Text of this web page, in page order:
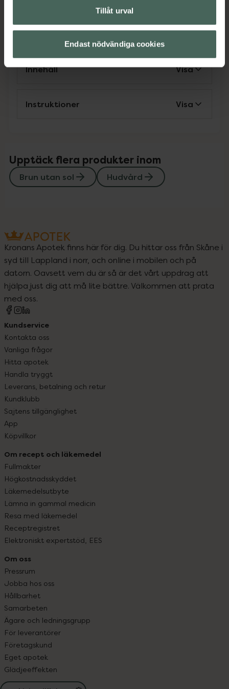
Tillåt urval
Endast nödvändiga cookies
Omdömen Visa
Innehåll Visa
Instruktioner Visa
Upptäck flera produkter inom
Brun utan sol Hudvård
Kronans Apotek finns här för dig. Du hittar oss från Skåne i
syd till Lappland i norr, och online i mobilen och på
datorn. Oavsett vem du är så är det vårt uppdrag att
hjälpa just dig att må lite bättre. Välkommen att prata
med oss.
Kundservice
Kontakta oss
Vanliga frågor
Hitta apotek
Handla tryggt
Leverans, betalning och retur
Kundklubb
Sajtens tillgänglighet
App
Köpvillkor
Om recept och läkemedel
Fullmakter
Högkostnadsskyddet
Läkemedelsutbyte
Lämna in gammal medicin
Resa med läkemedel
Receptregistret
Elektroniskt expertstöd, EES
Om oss
Pressrum
Jobba hos oss
Hållbarhet
Samarbeten
Ägare och ledningsgrupp
För leverantörer
Företagskund
Eget apotek
Glädjeeffekten